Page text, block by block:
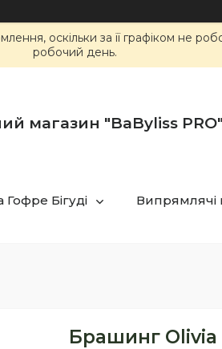
оскільки за її графіком не
робочий день.
магазин "BaByliss PRO"
Бігуді Випрямлячі
Брашинг Olivia